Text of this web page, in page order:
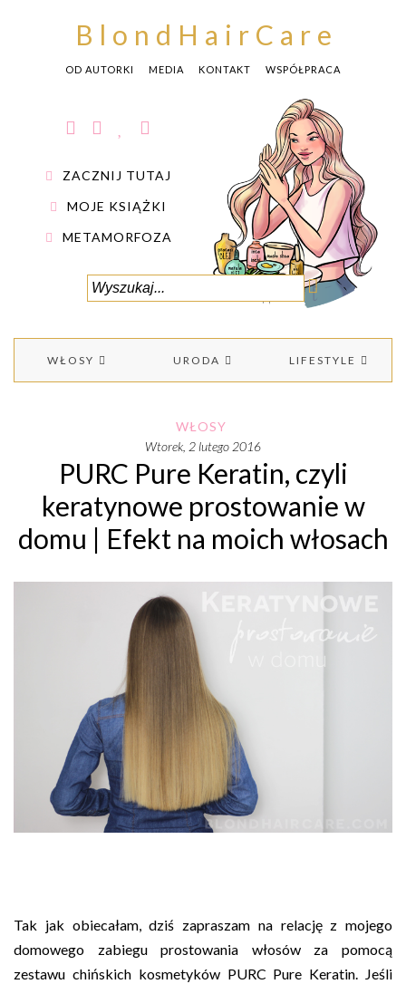
BlondHairCare
OD AUTORKI MEDIA KONTAKT WSPÓŁPRACA
ZACZNIJ TUTAJ
MOJE KSIĄŻKI
METAMORFOZA
WŁOSY URODA LIFESTYLE
WŁOSY
wtorek, 2 lutego 2016
PURC Pure Keratin, czyli
keratynowe prostowanie w
domu | Efekt na moich włosach
Tak jak obiecałam, dziś zapraszam na relację z mojego
domowego zabiegu prostowania włosów za pomocą
zestawu chińskich kosmetyków PURC Pure Keratin. Jeśli